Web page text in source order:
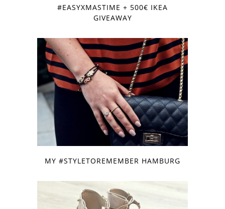
#EASYXMASTIME + 500€ IKEA
GIVEAWAY
MY #STYLETOREMEMBER HAMBURG